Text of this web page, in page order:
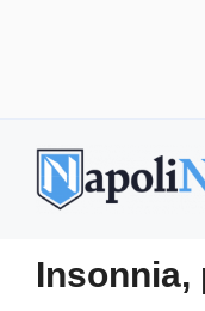
contenuto
Insonnia,